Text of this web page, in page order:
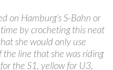
on Hamburg’s S-Bahn or
by crocheting this neat
she would only use
line that she was riding
the S1, yellow for U3,